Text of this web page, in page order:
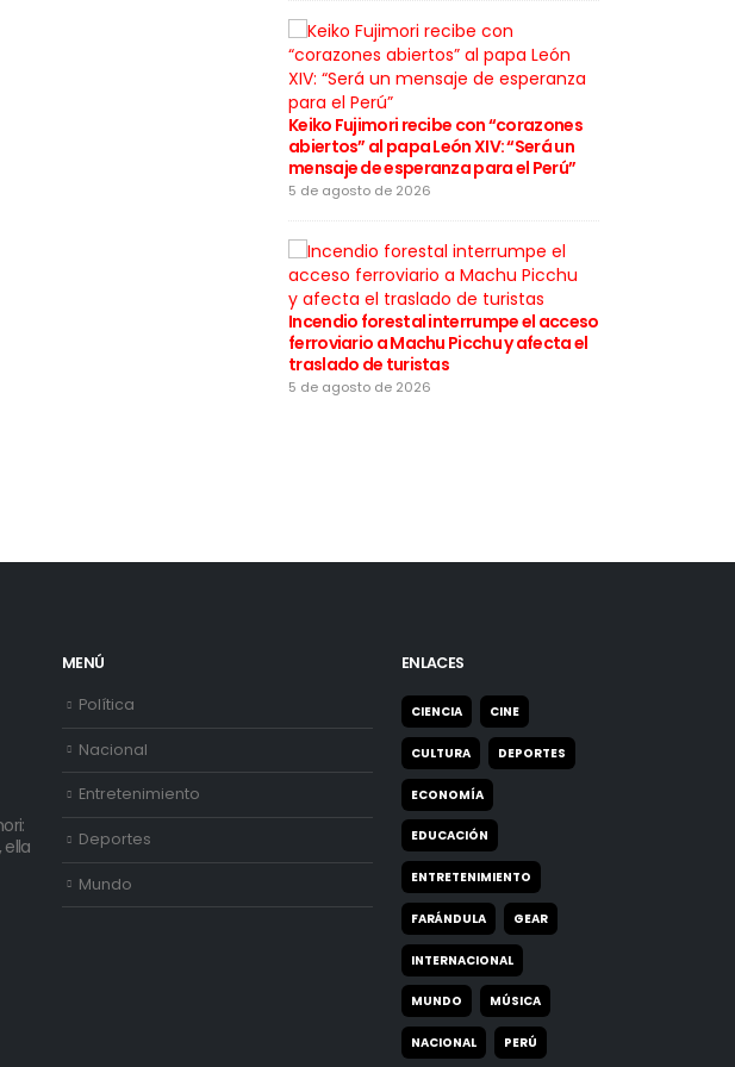
Keiko Fujimori recibe con “corazones
abiertos” al papa León XIV: “Será un
mensaje de esperanza para el Perú”
5 de agosto de 2026
Incendio forestal interrumpe el acceso
ferroviario a Machu Picchu y afecta el
traslado de turistas
5 de agosto de 2026
ella
MENÚ
Política
Nacional
Entretenimiento
Deportes
Mundo
ENLACES
CIENCIA CINE
CULTURA DEPORTES
ECONOMÍA
EDUCACIÓN
ENTRETENIMIENTO
FARÁNDULA GEAR
INTERNACIONAL
MUNDO MÚSICA
NACIONAL PERÚ